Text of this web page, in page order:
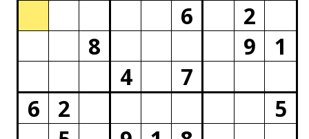
6
2
8
9
1
4
7
6
2
5